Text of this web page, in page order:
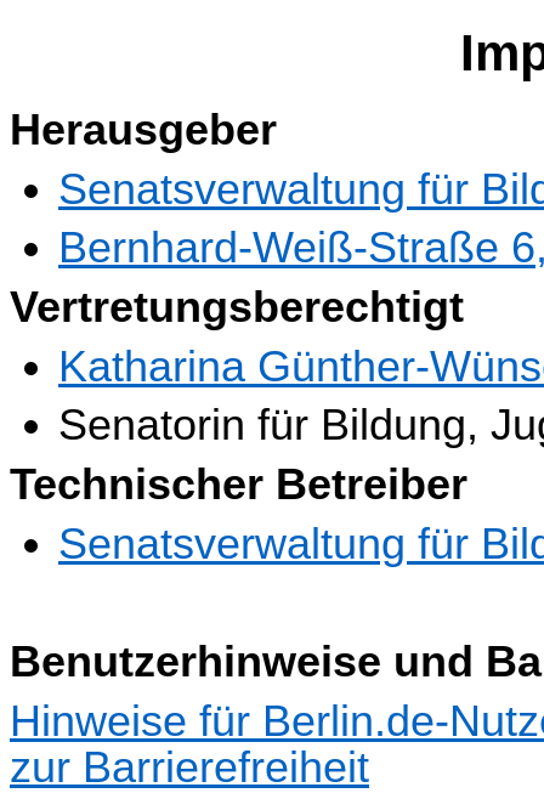
Herausgeber
Senatsverwaltung für
Bernhard-Weiß-Straße
Vertretungsberechtigt
Katharina Günther-
Senatorin für Bildung,
Technischer Betreiber
Senatsverwaltung für
Benutzerhinweise und
Hinweise für Berlin.de-
zur Barrierefreiheit